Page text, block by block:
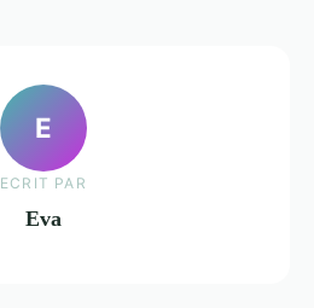
E
ECRIT PAR
Eva